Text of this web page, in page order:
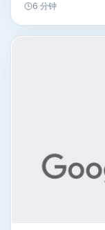
6 分钟